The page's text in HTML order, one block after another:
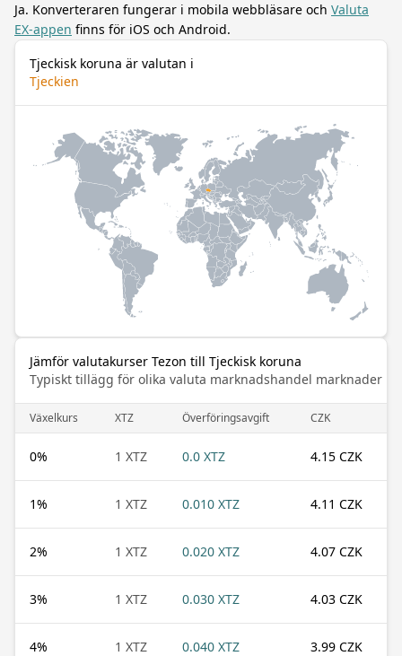
Ja. Konverteraren fungerar i mobila webbläsare och Valuta
EX-appen finns för iOS och Android.
Tjeckisk koruna är valutan i
Tjeckien
Jämför valutakurser Tezon till Tjeckisk koruna
Typiskt tillägg för olika valuta marknadshandel marknader
Växelkurs XTZ Överföringsavgift CZK
0% 1 XTZ 0.0 XTZ 4.15 CZK
1% 1 XTZ 0.010 XTZ 4.11 CZK
2% 1 XTZ 0.020 XTZ 4.07 CZK
3% 1 XTZ 0.030 XTZ 4.03 CZK
4% 1 XTZ 0.040 XTZ 3.99 CZK